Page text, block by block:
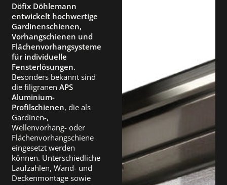
Döfix Döhlemann
entwickelt hochwertige
Gardinenschienen,
Vorhangschienen und
Flächenvorhangsysteme
für individuelle
Fensterlösungen.
Besonders bekannt sind
die filigranen APS
Aluminium-
Profilschienen, die als
Gardinen-,
Wellenvorhang- oder
Flächenvorhangschiene
eingesetzt werden
können. Unterschiedliche
Laufzahlen, Wand- und
Deckenmontage sowie